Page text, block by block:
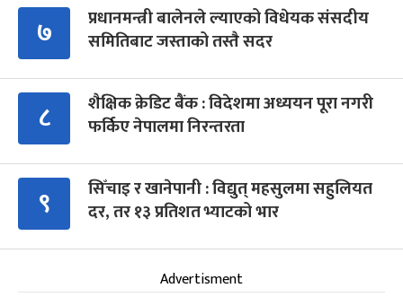
७
प्रधानमन्त्री बालेनले ल्याएको विधेयक संसदीय
समितिबाट जस्ताको तस्तै सदर
८
शैक्षिक क्रेडिट बैंक : विदेशमा अध्ययन पूरा नगरी
फर्किए नेपालमा निरन्तरता
९
सिँचाइ र खानेपानी : विद्युत् महसुलमा सहुलियत
दर, तर १३ प्रतिशत भ्याटको भार
Advertisment